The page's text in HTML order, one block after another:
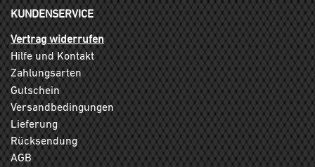
KUNDENSERVICE
Vertrag widerrufen
Hilfe und Kontakt
Zahlungsarten
Gutschein
Versandbedingungen
Lieferung
Rücksendung
AGB